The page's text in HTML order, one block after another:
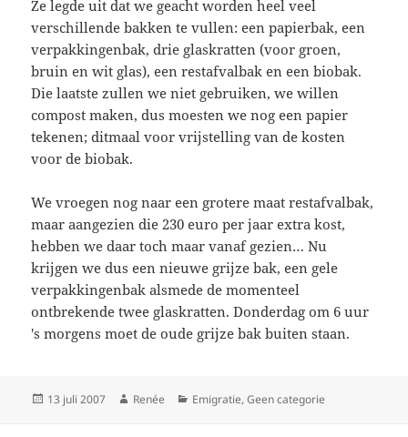
Ze legde uit dat we geacht worden heel veel
verschillende bakken te vullen: een papierbak, een
verpakkingenbak, drie glaskratten (voor groen,
bruin en wit glas), een restafvalbak en een biobak.
Die laatste zullen we niet gebruiken, we willen
compost maken, dus moesten we nog een papier
tekenen; ditmaal voor vrijstelling van de kosten
voor de biobak.
We vroegen nog naar een grotere maat restafvalbak,
maar aangezien die 230 euro per jaar extra kost,
hebben we daar toch maar vanaf gezien… Nu
krijgen we dus een nieuwe grijze bak, een gele
verpakkingenbak alsmede de momenteel
ontbrekende twee glaskratten. Donderdag om 6 uur
's morgens moet de oude grijze bak buiten staan.
Geplaatst
13 juli 2007 Auteur
Renée Categorieën
Emigratie,Geen categorie